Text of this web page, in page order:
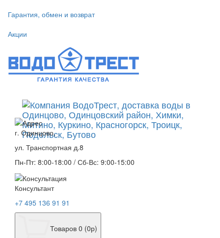
Гарантия, обмен и возврат
Акции
г. Одинцово,
ул. Транспортная д.8
Пн-Пт: 8:00-18:00 / Сб-Вс: 9:00-15:00
Консультант
+7 495 136 91 91
Товаров 0 (0р)